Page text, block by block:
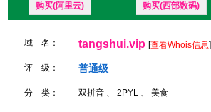
购买(阿里云) 购买(西部数码)
域 名： tangshui.vip [查看Whois信息]
评 级： 普通级
分 类： 双拼音 、 2PYL 、 美食